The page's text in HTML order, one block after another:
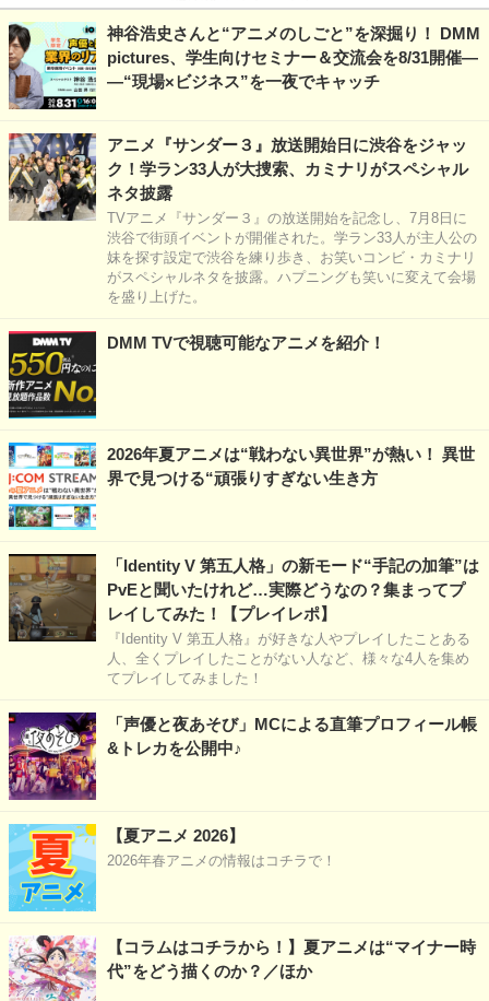
神谷浩史さんと“アニメのしごと”を深掘り！ DMM
pictures、学生向けセミナー＆交流会を8/31開催―
―“現場×ビジネス”を一夜でキャッチ
アニメ『サンダー３』放送開始日に渋谷をジャッ
ク！学ラン33人が大捜索、カミナリがスペシャル
ネタ披露
TVアニメ『サンダー３』の放送開始を記念し、7月8日に
渋谷で街頭イベントが開催された。学ラン33人が主人公の
妹を探す設定で渋谷を練り歩き、お笑いコンビ・カミナリ
がスペシャルネタを披露。ハプニングも笑いに変えて会場
を盛り上げた。
DMM TVで視聴可能なアニメを紹介！
2026年夏アニメは“戦わない異世界”が熱い！ 異世
界で見つける“頑張りすぎない生き方
「Identity V 第五人格」の新モード“手記の加筆”は
PvEと聞いたけれど…実際どうなの？集まってプ
レイしてみた！【プレイレポ】
『Identity V 第五人格』が好きな人やプレイしたことある
人、全くプレイしたことがない人など、様々な4人を集め
てプレイしてみました！
「声優と夜あそび」MCによる直筆プロフィール帳
&トレカを公開中♪
【夏アニメ 2026】
2026年春アニメの情報はコチラで！
【コラムはコチラから！】夏アニメは“マイナー時
代”をどう描くのか？／ほか